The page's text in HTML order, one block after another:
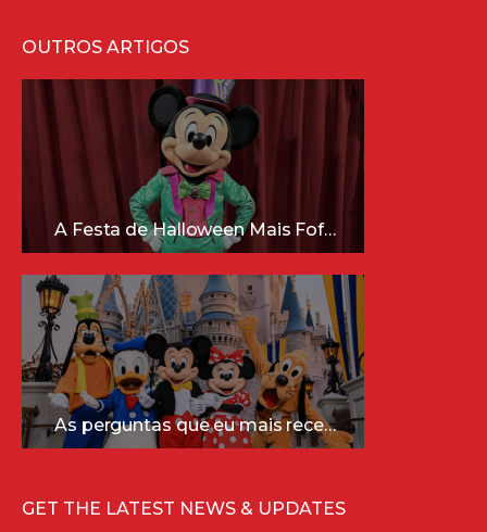
OUTROS ARTIGOS
A Festa de Halloween Mais Fofa da Disney Está Chegando!
As perguntas que eu mais recebo sobre a Disney (e as respostas mais sinceras!)
GET THE LATEST NEWS & UPDATES